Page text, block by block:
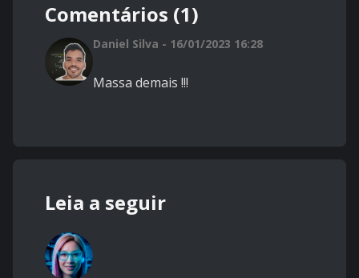
Comentários (1)
Daniel Silva - 16/01/2023 16:28
Massa demais !!!
Leia a seguir